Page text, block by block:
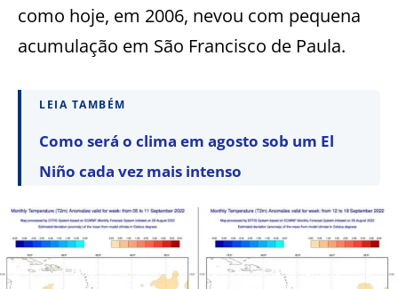
como hoje, em 2006, nevou com pequena
acumulação em São Francisco de Paula.
LEIA TAMBÉM
Como será o clima em agosto sob um El
Niño cada vez mais intenso